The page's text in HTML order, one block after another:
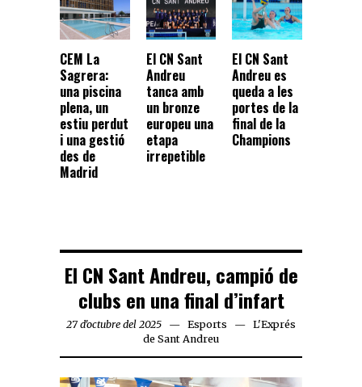
CEM La
Sagrera:
una piscina
plena, un
estiu perdut
i una gestió
des de
Madrid
El CN Sant
Andreu
tanca amb
un bronze
europeu una
etapa
irrepetible
El CN Sant
Andreu es
queda a les
portes de la
final de la
Champions
El CN Sant Andreu, campió de
clubs en una final d’infart
27 d'octubre del 2025 Esports
L'Exprés
de Sant Andreu